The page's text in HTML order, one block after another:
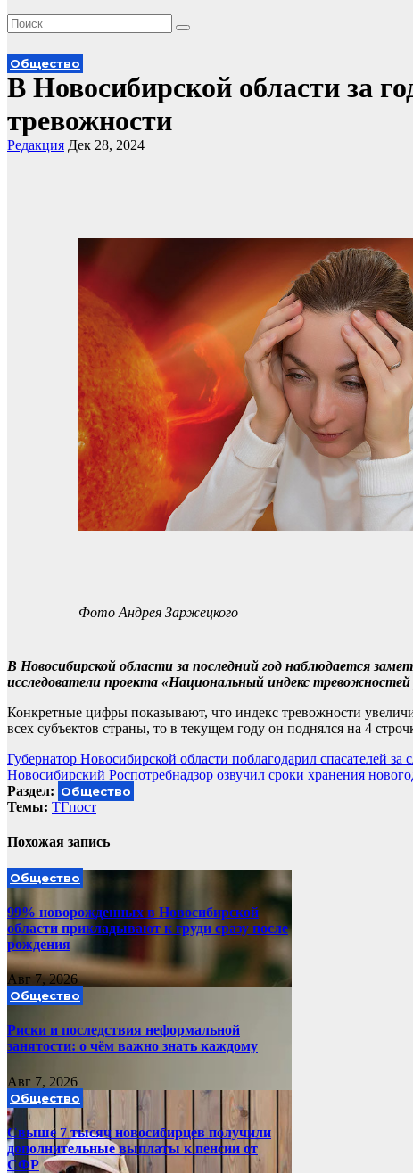
Общество
В Новосибирской области за
тревожности
Редакция Дек 28, 2024
Фото Андрея Заржецкого
В Новосибирской области за последний год наблюдается
исследователи проекта «Национальный индекс тревожностей
Конкретные цифры показывают, что индекс тревожности
всех субъектов страны, то в текущем году он поднялся на 4
Навигация
по
записям
Губернатор Новосибирской области поблагодарил спасателей за
Новосибирский Роспотребнадзор озвучил сроки хранения
Раздел: Общество
Темы: ТГпост
Похожая запись
Общество
99% новорожденных в Новосибирской
области прикладывают к груди сразу после
рождения
Авг 7, 2026
Общество
Риски и последствия неформальной
занятости: о чём важно знать каждому
Авг 7, 2026
Общество
Свыше 7 тысяч новосибирцев получили
дополнительные выплаты к пенсии от
СФР